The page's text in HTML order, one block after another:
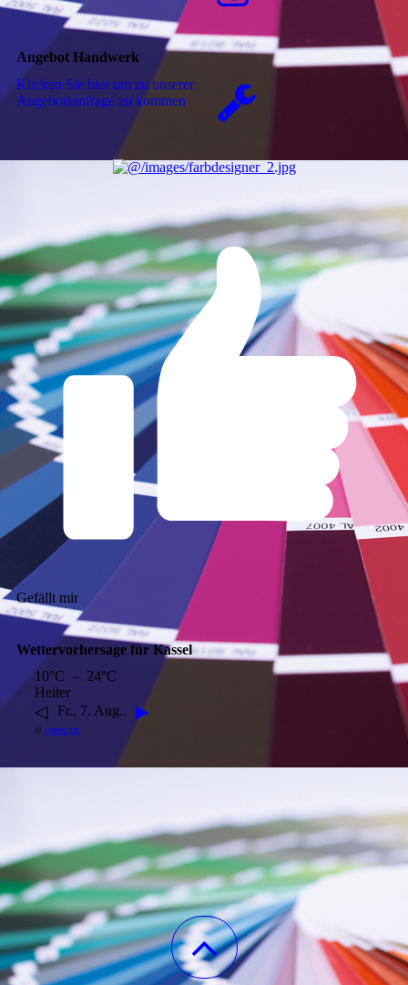
Angebot Handwerk
Klicken Sie hier um zu unserer
An­ge­bots­an­fra­ge zu kommen
Gefällt mir
Wettervorhersage für Kassel
10°C – 24°C
Heiter
◁ Fr., 7. Aug.. ▶
© wetter.net